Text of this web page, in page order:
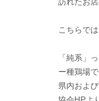
こちらで
「純系」
ー種鶏場
県内およ